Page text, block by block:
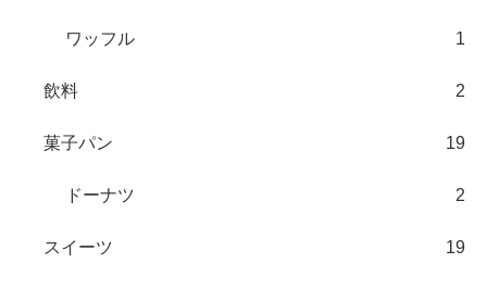
ワッフル 1
飲料 2
菓子パン 19
ドーナツ 2
スイーツ 19